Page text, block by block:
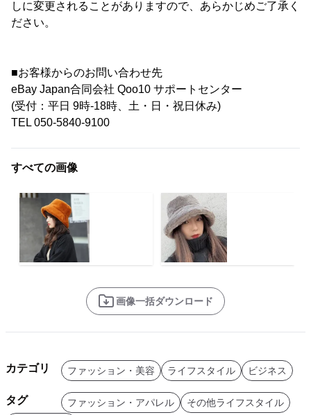
しに変更されることがありますので、あらかじめご了承く
ださい。
■お客様からのお問い合わせ先
eBay Japan合同会社 Qoo10 サポートセンター
(受付：平日 9時-18時、土・日・祝日休み)
TEL 050-5840-9100
すべての画像
画像一括ダウンロード
カテゴリ ファッション・美容 ライフスタイル ビジネス
タグ ファッション・アパレル
その他ライフスタイル